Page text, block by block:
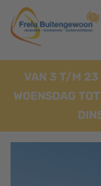
VAN 3 T/M 23
WOENSDAG